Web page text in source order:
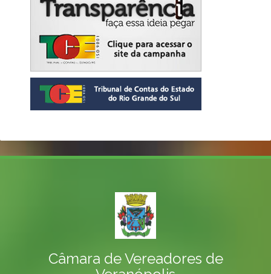
Câmara de Vereadores de